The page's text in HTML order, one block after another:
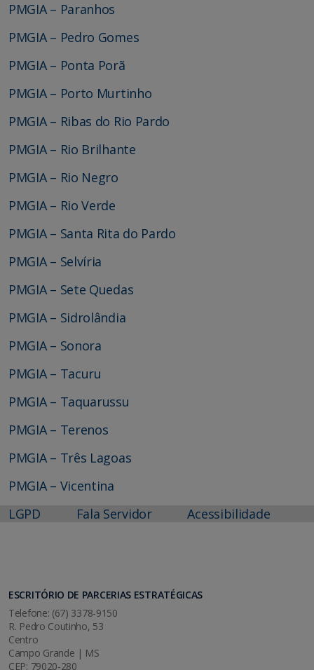
PMGIA – Paranhos
PMGIA – Pedro Gomes
PMGIA – Ponta Porã
PMGIA – Porto Murtinho
PMGIA – Ribas do Rio Pardo
PMGIA – Rio Brilhante
PMGIA – Rio Negro
PMGIA – Rio Verde
PMGIA – Santa Rita do Pardo
PMGIA – Selvíria
PMGIA – Sete Quedas
PMGIA – Sidrolândia
PMGIA – Sonora
PMGIA – Tacuru
PMGIA – Taquarussu
PMGIA – Terenos
PMGIA – Três Lagoas
PMGIA – Vicentina
LGPD
Fala Servidor Acessibilidade
ESCRITÓRIO DE PARCERIAS ESTRATÉGICAS
Telefone: (67) 3378-9150
R. Pedro Coutinho, 53
Centro
Campo Grande | MS
CEP: 79020-280